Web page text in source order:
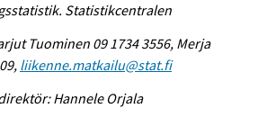
Statistikcentralen
Tuominen 09 1734 3556, Merja
liikenne.matkailu@stat.fi
Hannele Orjala